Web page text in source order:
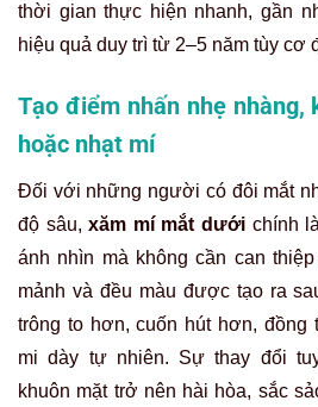
thời gian thực hiện nhanh, gần
hiệu quả duy trì từ 2–5 năm tùy cơ
Tạo điểm nhấn nhẹ nhàng,
hoặc nhạt mí
Đối với những người có đôi mắt
độ sâu,xăm mí mắt dướichính là
ánh nhìn mà không cần can
mảnh và đều màu được tạo ra
trông to hơn, cuốn hút hơn, đồng
mi dày tự nhiên. Sự thay đổi
khuôn mặt trở nên hài hòa, sắc